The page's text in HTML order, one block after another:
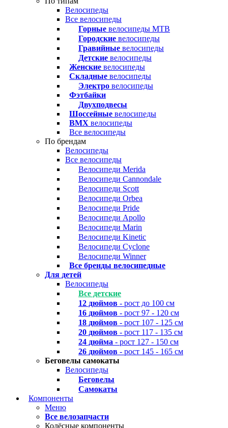
Велосипеды
Все велосипеды
Горные велосипеды MTB
Городские велосипеды
Гравийные велосипеды
Детские велосипеды
Женские велосипеды
Складные велосипеды
Электро велосипеды
Фэтбайки
Двухподвесы
Шоссейные велосипеды
BMX велосипеды
Все велосипеды
По брендам
Велосипеды
Все велосипеды
Велосипеди Merida
Велосипеди Cannondale
Велосипеди Scott
Велосипеди Orbea
Велосипеди Pride
Велосипеди Apollo
Велосипеди Marin
Велосипеди Kinetic
Велосипеди Cyclone
Велосипеди Winner
Все бренды велосипедные
Для детей
Велосипеды
Все детские
12 дюймов - рост до 100 см
16 дюймов - рост 97 - 120 см
18 дюймов - рост 107 - 125 см
20 дюймов - рост 117 - 135 см
24 дюйма - рост 127 - 150 см
26 дюймов - рост 145 - 165 см
Беговелы самокаты
Велосипеды
Беговелы
Самокаты
Компоненты
Меню
Все велозапчасти
Колёсные компоненты